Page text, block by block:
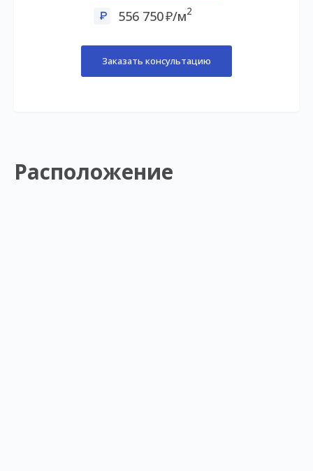
556 750 /м2
Заказать консультацию
Расположение